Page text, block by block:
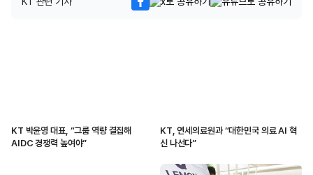
KT 박윤영 대표, “그룹 역량 결집해
AIDC 경쟁력 높여야”
KT, 연세의료원과 “대한민국 의료 AI 혁
신 나선다”